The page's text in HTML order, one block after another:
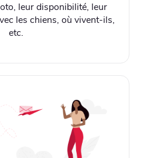
leur disponibilité, leur
les chiens, où vivent-ils,
etc.